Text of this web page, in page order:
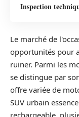
Inspection
Le marché de
opportunités pour
ruiner. Parmi les
se distingue par
offre variée de
SUV urbain